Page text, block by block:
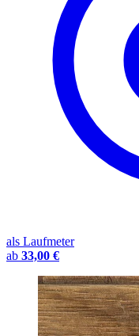
als Laufmeter
ab 33,00 €